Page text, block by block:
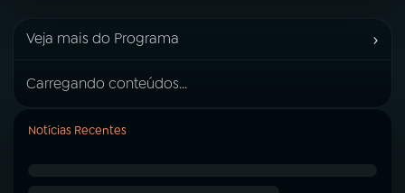
Veja mais do Programa ›
Carregando conteúdos...
Notícias Recentes